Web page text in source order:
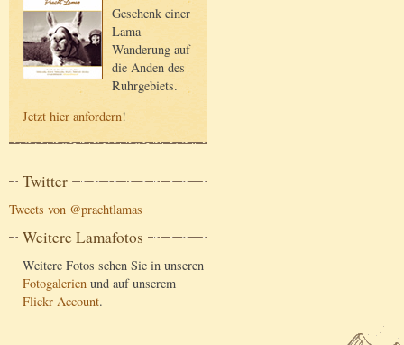
Geschenk einer
Lama-
Wanderung auf
die Anden des
Ruhrgebiets.
Jetzt hier anfordern!
Twitter
Tweets von @prachtlamas
Weitere Lamafotos
Weitere Fotos sehen Sie in unseren
Fotogalerien und auf unserem
Flickr-Account.